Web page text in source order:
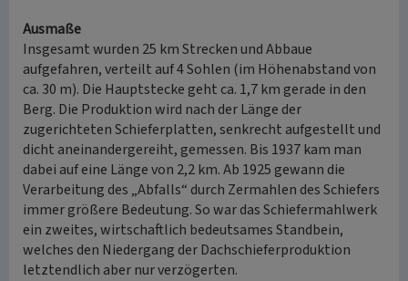
Ausmaße
Insgesamt wurden 25 km Strecken und Abbaue
aufgefahren, verteilt auf 4 Sohlen (im Höhenabstand von
ca. 30 m). Die Hauptstecke geht ca. 1,7 km gerade in den
Berg. Die Produktion wird nach der Länge der
zugerichteten Schieferplatten, senkrecht aufgestellt und
dicht aneinandergereiht, gemessen. Bis 1937 kam man
dabei auf eine Länge von 2,2 km. Ab 1925 gewann die
Verarbeitung des „Abfalls“ durch Zermahlen des Schiefers
immer größere Bedeutung. So war das Schiefermahlwerk
ein zweites, wirtschaftlich bedeutsames Standbein,
welches den Niedergang der Dachschieferproduktion
letztendlich aber nur verzögerten.